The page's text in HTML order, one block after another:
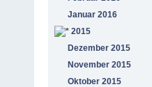
Januar 2016
2015
Dezember 2015
November 2015
Oktober 2015